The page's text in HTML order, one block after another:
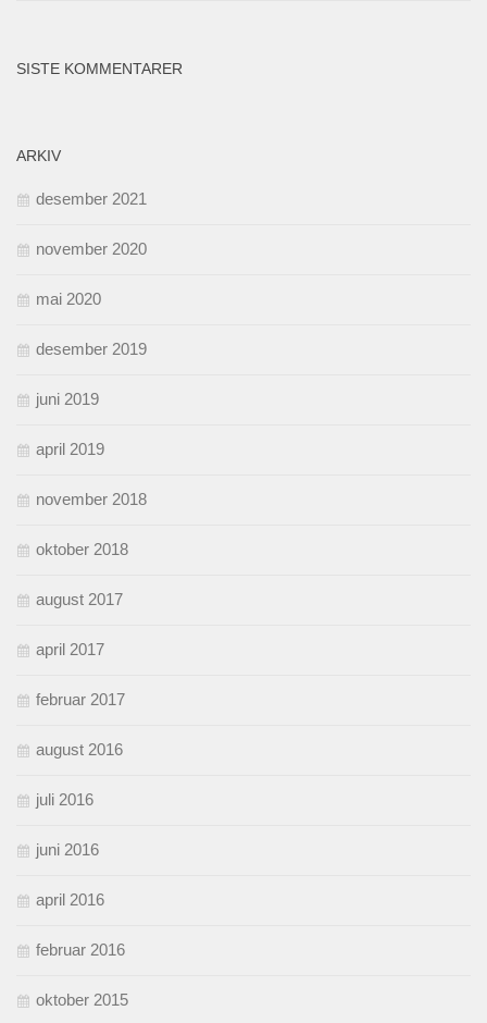
SISTE KOMMENTARER
ARKIV
desember 2021
november 2020
mai 2020
desember 2019
juni 2019
april 2019
november 2018
oktober 2018
august 2017
april 2017
februar 2017
august 2016
juli 2016
juni 2016
april 2016
februar 2016
oktober 2015